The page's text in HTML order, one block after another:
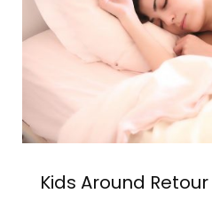
Kids Around